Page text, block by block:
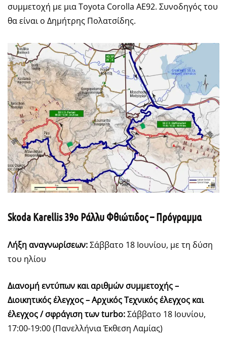
συμμετοχή με μια Toyota Corolla AE92. Συνοδηγός του
θα είναι ο Δημήτρης Πολατσίδης.
Skoda Karellis 39ο Ράλλυ Φθιώτιδος – Πρόγραμμα
Λήξη αναγνωρίσεων:Σάββατο 18 Ιουνίου, με τη δύση
του ηλίου
Διανομή εντύπων και αριθμών συμμετοχής –
Διοικητικός έλεγχος – Αρχικός Τεχνικός έλεγχος και
έλεγχος / σφράγιση των turbo:Σάββατο 18 Ιουνίου,
17:00-19:00 (Πανελλήνια Έκθεση Λαμίας)